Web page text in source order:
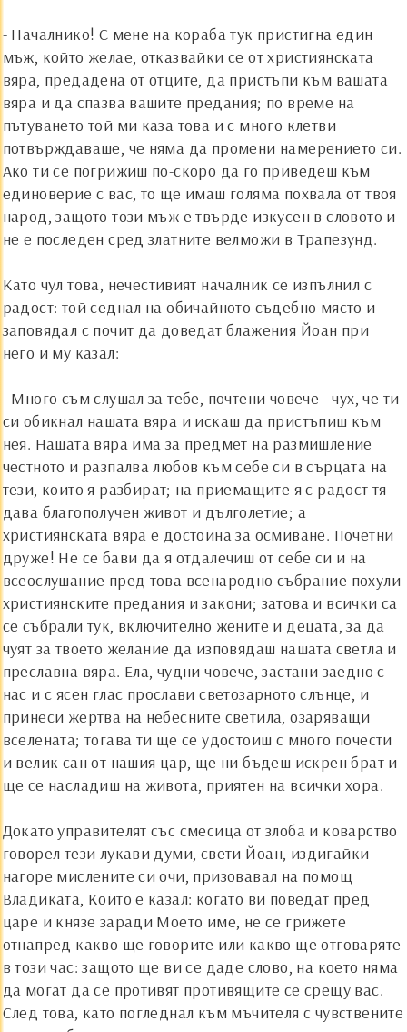
- Началнико! С мене на кораба тук пристигна един
мъж, който желае, отказвайки се от християнската
вяра, предадена от отците, да пристъпи към вашата
вяра и да спазва вашите предания; по време на
пътуването той ми каза това и с много клетви
потвърждаваше, че няма да промени намерението си.
Ако ти се погрижиш по-скоро да го приведеш към
единоверие с вас, то ще имаш голяма похвала от твоя
народ, защото този мъж е твърде изкусен в словото и
не е последен сред златните велможи в Трапезунд.
Като чул това, нечестивият началник се изпълнил с
радост: той седнал на обичайното съдебно място и
заповядал с почит да доведат блажения Йоан при
него и му казал:
- Много съм слушал за тебе, почтени човече - чух, че ти
си обикнал нашата вяра и искаш да пристъпиш към
нея. Нашата вяра има за предмет на размишление
честното и разпалва любов към себе си в сърцата на
тези, които я разбират; на приемащите я с радост тя
дава благополучен живот и дълголетие; а
християнската вяра е достойна за осмиване. Почетни
друже! Не се бави да я отдалечиш от себе си и на
всеослушание пред това всенародно събрание похули
християнските предания и закони; затова и всички са
се събрали тук, включително жените и децата, за да
чуят за твоето желание да изповядаш нашата светла и
преславна вяра. Ела, чудни човече, застани заедно с
нас и с ясен глас прослави светозарното слънце, и
принеси жертва на небесните светила, озаряващи
вселената; тогава ти ще се удостоиш с много почести
и велик сан от нашия цар, ще ни бъдеш искрен брат и
ще се насладиш на живота, приятен на всички хора.
Докато управителят със смесица от злоба и коварство
говорел тези лукави думи, свети Йоан, издигайки
нагоре мислените си очи, призовавал на помощ
Владиката, Който е казал: когато ви поведат пред
царе и князе заради Моето име, не се грижете
отнапред какво ще говорите или какво ще отговаряте
в този час: защото ще ви се даде слово, на което няма
да могат да се противят противящите се срещу вас.
След това, като погледнал към мъчителя с чувствените